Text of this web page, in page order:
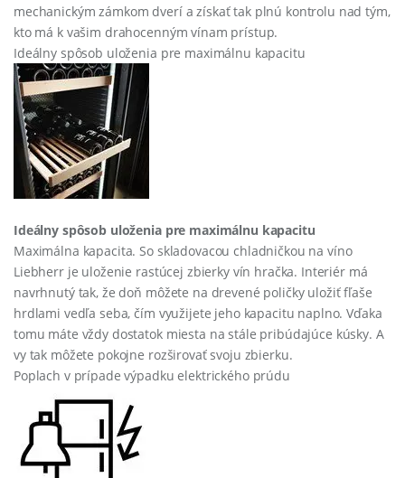
mechanickým zámkom dverí a získať tak plnú kontrolu nad tým,
kto má k vašim drahocenným vínam prístup.
Ideálny spôsob uloženia pre maximálnu kapacitu
Ideálny spôsob uloženia pre maximálnu kapacitu
Maximálna kapacita. So skladovacou chladničkou na víno
Liebherr je uloženie rastúcej zbierky vín hračka. Interiér má
navrhnutý tak, že doň môžete na drevené poličky uložiť fľaše
hrdlami vedľa seba, čím využijete jeho kapacitu naplno. Vďaka
tomu máte vždy dostatok miesta na stále pribúdajúce kúsky. A
vy tak môžete pokojne rozširovať svoju zbierku.
Poplach v prípade výpadku elektrického prúdu